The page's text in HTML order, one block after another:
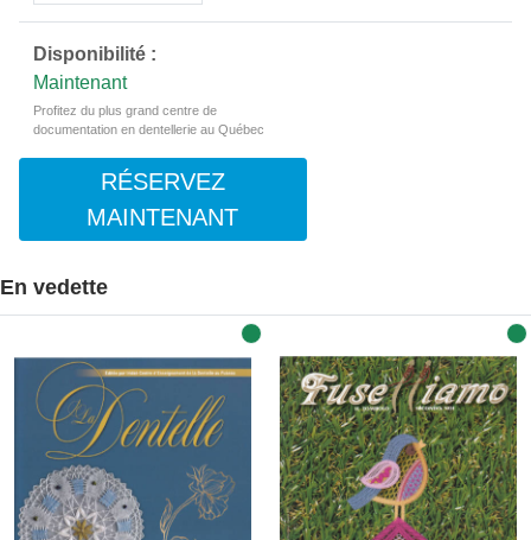
Disponibilité :
Maintenant
Profitez du plus grand centre de
documentation en dentellerie au Québec
RÉSERVEZ
MAINTENANT
En vedette